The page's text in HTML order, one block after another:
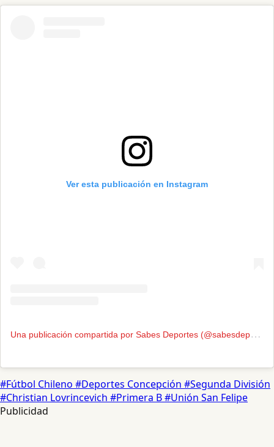
Ver esta publicación en Instagram
U
na publicación compartida por Sabes Deportes (@sabesdeportes)
#Fútbol Chileno #Deportes Concepción #Segunda División
#Christian Lovrincevich #Primera B#Unión San Felipe
Publicidad